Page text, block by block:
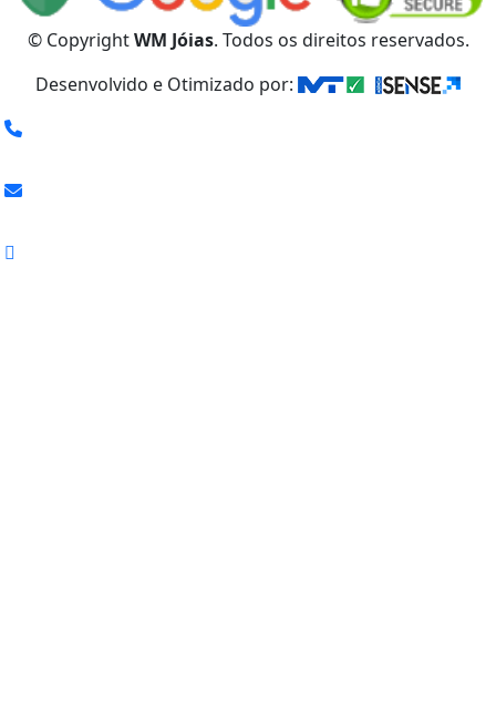
© CopyrightWM Jóias. Todos os direitos reservados.
Desenvolvido e Otimizado por: